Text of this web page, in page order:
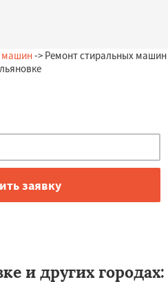
машин-> Ремонт стиральных машин
и других городах: